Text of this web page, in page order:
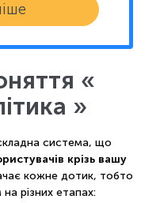
«
»
система, що
крізь вашу
кожне дотик, тобто
різних етапах: